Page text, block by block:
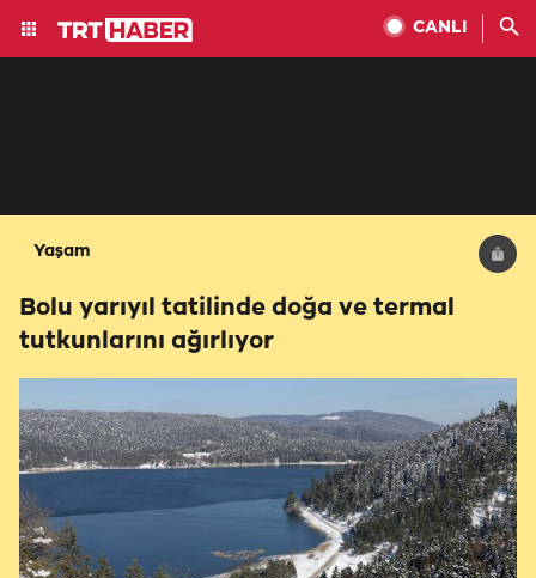
CANLI
Yaşam
Bolu yarıyıl tatilinde doğa ve termal
tutkunlarını ağırlıyor